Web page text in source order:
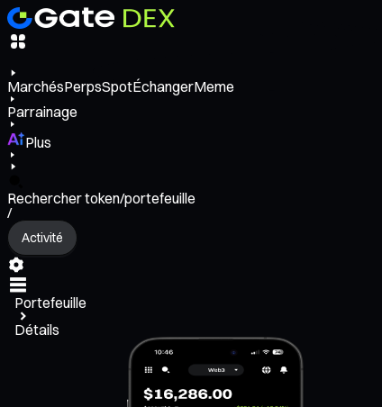
MarchésPerpsSpotÉchangerMeme
Parrainage
Plus
Rechercher token/portefeuille
/
Activité
Portefeuille
Détails